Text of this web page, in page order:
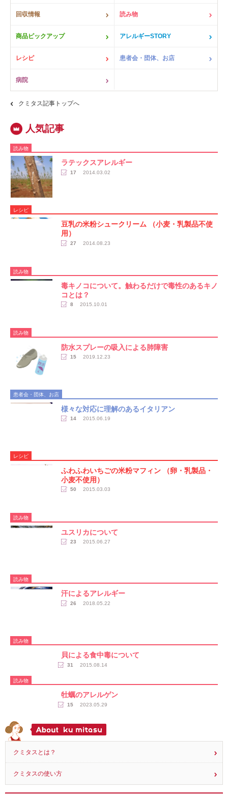
回収情報 読み物
商品ピックアップ アレルギーSTORY
レシピ 患者会・団体、お店
病院
クミタス記事トップへ
読み物
ラテックスアレルギー
17 2014.03.02
レシピ
豆乳の米粉シュークリーム （小麦・乳製品不使
用）
27 2014.08.23
読み物
毒キノコについて。触わるだけで毒性のあるキノ
コとは？
8 2015.10.01
読み物
防水スプレーの吸入による肺障害
15 2019.12.23
患者会・団体、お店
様々な対応に理解のあるイタリアン
14 2015.06.19
レシピ
ふわふわいちごの米粉マフィン （卵・乳製品・
小麦不使用）
50 2015.03.03
読み物
ユスリカについて
23 2015.06.27
読み物
汗によるアレルギー
26 2018.05.22
読み物
貝による食中毒について
31 2015.08.14
読み物
牡蠣のアレルゲン
15 2023.05.29
クミタスとは？
クミタスの使い方